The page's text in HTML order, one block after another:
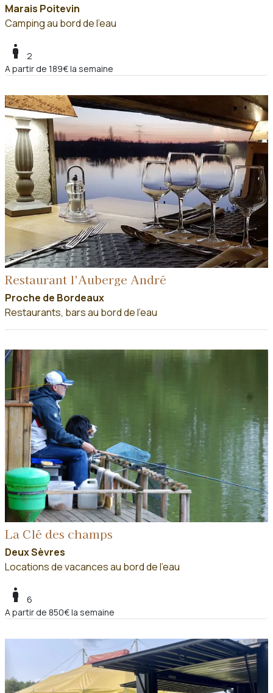
Marais Poitevin
Camping au bord de l'eau
boy
2
A partir de 189€ la semaine
Restaurant l'Auberge André
Proche de Bordeaux
Restaurants, bars au bord de l'eau
La Clé des champs
Deux Sèvres
Locations de vacances au bord de l'eau
boy
6
A partir de 850€ la semaine